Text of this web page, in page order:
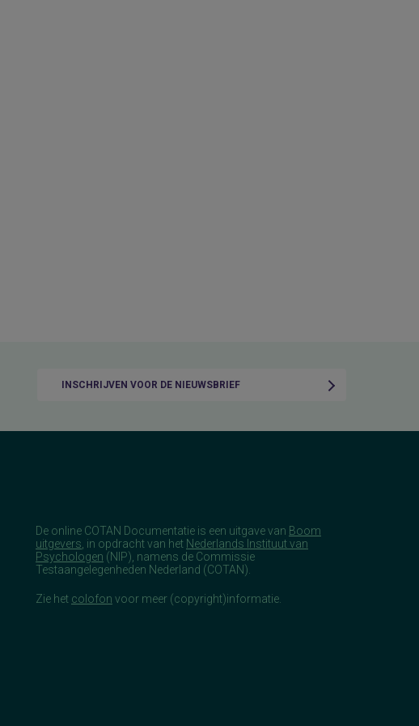
INSCHRIJVEN VOOR DE NIEUWSBRIEF
De online COTAN Documentatie is een uitgave van Boom
uitgevers , in opdracht van het Nederlands Instituut van
Psychologen (NIP), namens de Commissie
Testaangelegenheden Nederland (COTAN).
Zie het colofon voor meer (copyright)informatie.